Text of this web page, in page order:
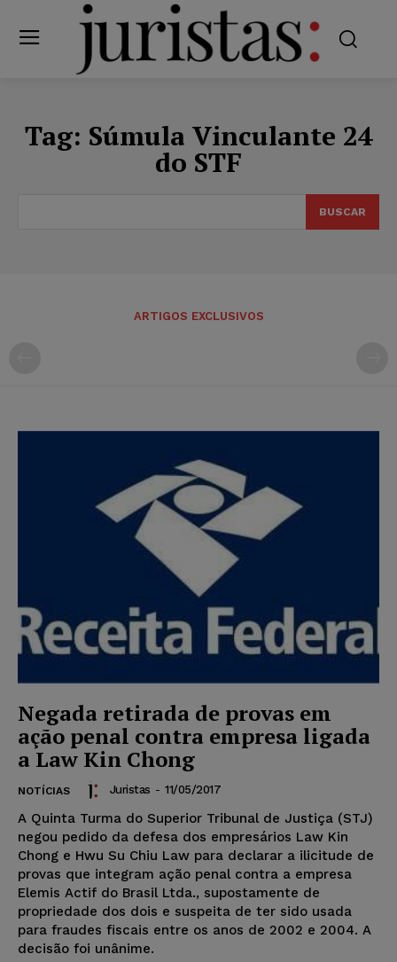
Tag: Súmula Vinculante 24
do STF
BUSCAR
ARTIGOS EXCLUSIVOS
Negada retirada de provas em
ação penal contra empresa ligada
a Law Kin Chong
NOTÍCIAS Juristas - 11/05/2017
A Quinta Turma do Superior Tribunal de Justiça (STJ)
negou pedido da defesa dos empresários Law Kin
Chong e Hwu Su Chiu Law para declarar a ilicitude de
provas que integram ação penal contra a empresa
Elemis Actif do Brasil Ltda., supostamente de
propriedade dos dois e suspeita de ter sido usada
para fraudes fiscais entre os anos de 2002 e 2004. A
decisão foi unânime.